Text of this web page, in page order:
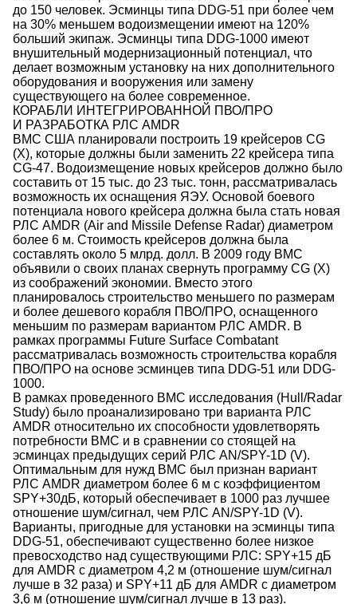
до 150 человек. Эсминцы типа DDG-51 при более чем
на 30% меньшем водоизмещении имеют на 120%
больший экипаж. Эсминцы типа DDG-1000 имеют
внушительный модернизационный потенциал, что
делает возможным установку на них дополнительного
оборудования и вооружения или замену
существующего на более современное.
КОРАБЛИ ИНТЕГРИРОВАННОЙ ПВО/ПРО
И РАЗРАБОТКА РЛС AMDR
ВМС США планировали построить 19 крейсеров CG
(X), которые должны были заменить 22 крейсера типа
CG-47. Водоизмещение новых крейсеров должно было
составить от 15 тыс. до 23 тыс. тонн, рассматривалась
возможность их оснащения ЯЭУ. Основой боевого
потенциала нового крейсера должна была стать новая
РЛС AMDR (Air and Missile Defense Radar) диаметром
более 6 м. Стоимость крейсеров должна была
составлять около 5 млрд. долл. В 2009 году ВМС
объявили о своих планах свернуть программу CG (X)
из соображений экономии. Вместо этого
планировалось строительство меньшего по размерам
и более дешевого корабля ПВО/ПРО, оснащенного
меньшим по размерам вариантом РЛС AMDR. В
рамках программы Future Surface Combatant
рассматривалась возможность строительства корабля
ПВО/ПРО на основе эсминцев типа DDG-51 или DDG-
1000.
В рамках проведенного ВМС исследования (Hull/Radar
Study) было проанализировано три варианта РЛС
AMDR относительно их способности удовлетворять
потребности ВМС и в сравнении со стоящей на
эсминцах предыдущих серий РЛС AN/SPY-1D (V).
Оптимальным для нужд ВМС был признан вариант
РЛС AMDR диаметром более 6 м с коэффициентом
SPY+30дБ, который обеспечивает в 1000 раз лучшее
отношение шум/сигнал, чем РЛС AN/SPY-1D (V).
Варианты, пригодные для установки на эсминцы типа
DDG-51, обеспечивают существенно более низкое
превосходство над существующими РЛС: SPY+15 дБ
для AMDR с диаметром 4,2 м (отношение шум/сигнал
лучше в 32 раза) и SPY+11 дБ для AMDR с диаметром
3,6 м (отношение шум/сигнал лучше в 13 раз).